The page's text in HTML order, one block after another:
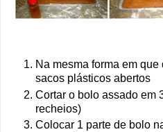
Na mesma forma em
sacos plásticos abertos
Cortar o bolo assado em
recheios)
Colocar 1 parte de bolo